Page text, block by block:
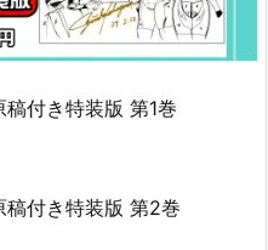
稿付き特装版 第1巻
稿付き特装版 第2巻